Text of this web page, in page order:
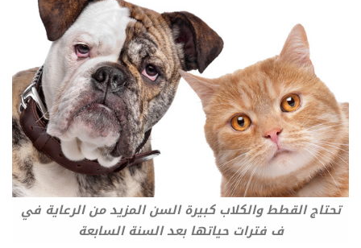
تحتاج القطط والكلاب كبيرة السن المزيد من الرعاية في
ف فترات حياتها بعد السنة السابعة